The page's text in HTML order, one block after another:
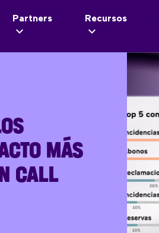
Partners Recursos
MÁS
CALL